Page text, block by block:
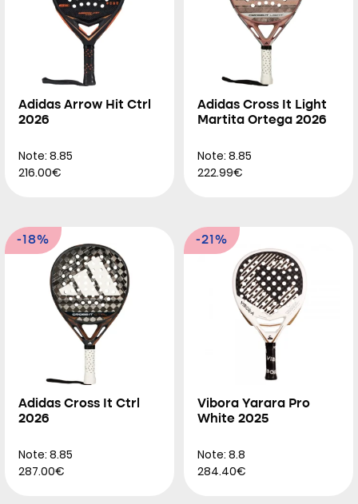
Adidas Arrow Hit Ctrl
2026
Note: 8.85
216.00€
Adidas Cross It Light
Martita Ortega 2026
Note: 8.85
222.99€
-18%
Adidas Cross It Ctrl
2026
Note: 8.85
287.00€
-21%
Vibora Yarara Pro
White 2025
Note: 8.8
284.40€